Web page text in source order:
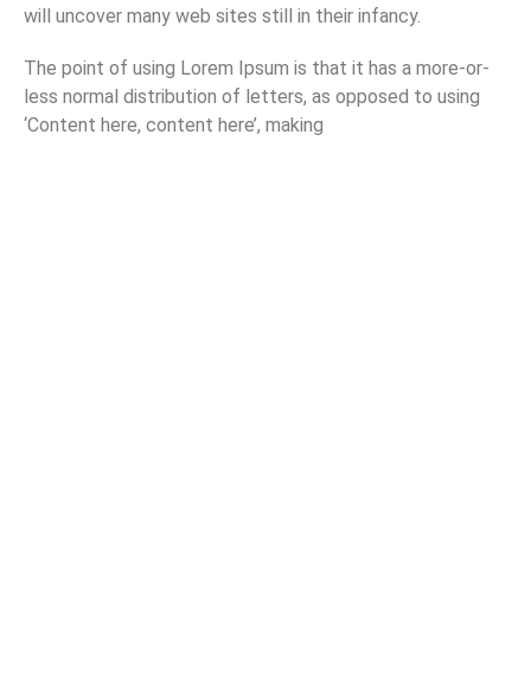
will uncover many web sites still in their infancy.
The point of using Lorem Ipsum is that it has a more-or-
less normal distribution of letters, as opposed to using
‘Content here, content here’, making